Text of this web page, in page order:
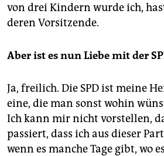
von drei Kindern wurde ich,
deren Vorsitzende.
Aber ist es nun Liebe mit der
Ja, freilich. Die SPD ist meine
eine, die man sonst wohin
Ich kann mir nicht vorstellen,
passiert, dass ich aus dieser
wenn es manche Tage gibt, wo